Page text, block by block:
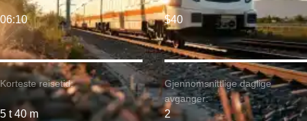
Korteste reisetid:
5 t 40 m
06:10 $40
Gjennomsnittlige daglige
avganger:
2